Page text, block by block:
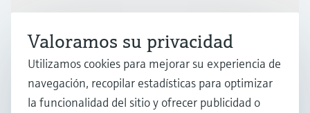
Soporte
Compañía
Valoramos su privacidad
Utilizamos cookies para mejorar su experiencia de
navegación, recopilar estadísticas para optimizar
la funcionalidad del sitio y ofrecer publicidad o